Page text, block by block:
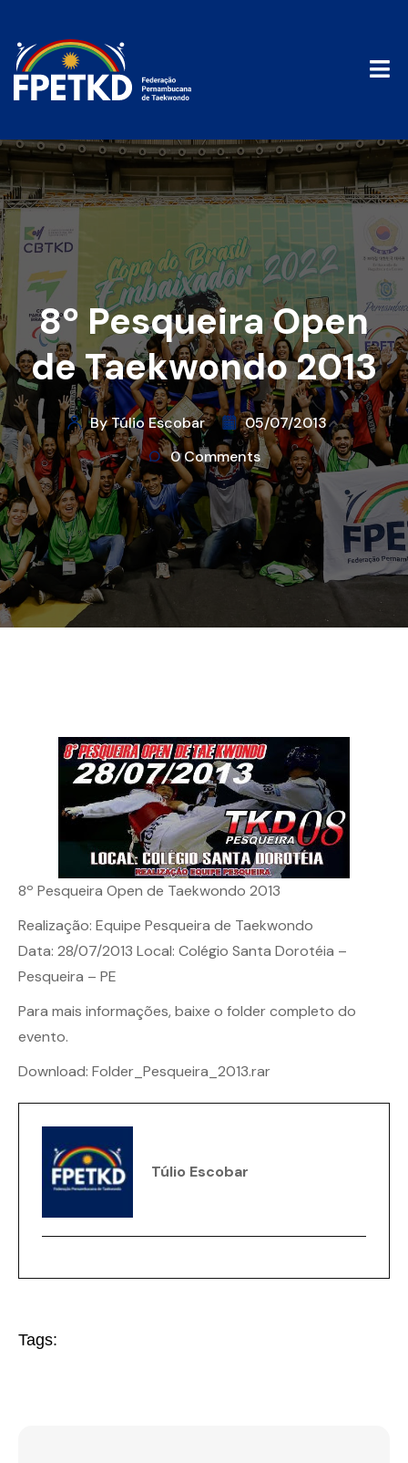
8º Pesqueira Open
de Taekwondo 2013
By Túlio Escobar
05/07/2013
0 Comments
8º Pesqueira Open de Taekwondo 2013
Realização: Equipe Pesqueira de Taekwondo
Data: 28/07/2013 Local: Colégio Santa Dorotéia –
Pesqueira – PE
Para mais informações, baixe o folder completo do
evento.
Download: Folder_Pesqueira_2013.rar
Túlio Escobar
Tags: